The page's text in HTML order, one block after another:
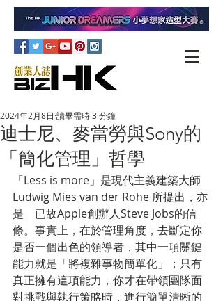
迪士尼、麥當勞與Sony的
「簡化管理」哲學
2024年2月8日 讀畢需時 3 分鐘
「Less is more」是現代主義建築大師
Ludwig Mies van der Rohe 所提出，亦
是　已故Apple創辦人Steve Jobs的信
條。事實上，在於管理角度，去斷定﻿你
是否一個出色的領導者，其中一項關鍵
能力就是「將複雜事物簡單化」；只有
真正擁有這項能力，你才在帶領團隊面
對挑戰與執行策略時，進行簡單清晰的